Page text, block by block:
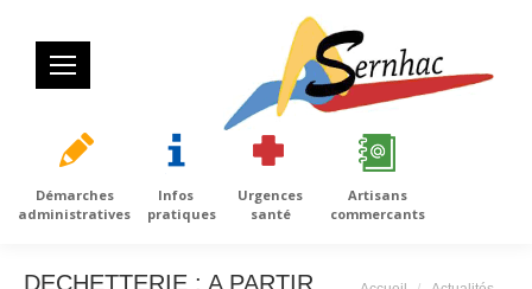
Démarches
administratives
Infos
pratiques
Urgences
santé
Artisans
commercants
DECHETTERIE : A PARTIR